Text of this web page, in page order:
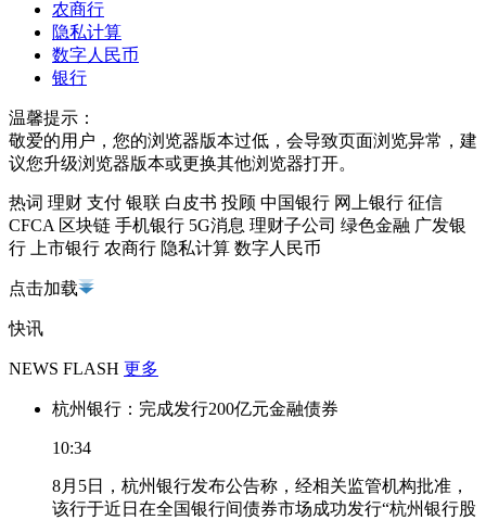
农商行
隐私计算
数字人民币
银行
温馨提示：
敬爱的用户，您的浏览器版本过低，会导致页面浏览异常，建
议您升级浏览器版本或更换其他浏览器打开。
热词 理财 支付 银联 白皮书 投顾 中国银行 网上银行 征信
CFCA 区块链 手机银行 5G消息 理财子公司 绿色金融 广发银
行
上市银行 农商行 隐私计算 数字人民币
点击加载
快讯
NEWS FLASH 更多
杭州银行：完成发行200亿元金融债券
10:34
8月5日，杭州银行发布公告称，经相关监管机构批准，
该行于近日在全国银行间债券市场成功发行“杭州银行股